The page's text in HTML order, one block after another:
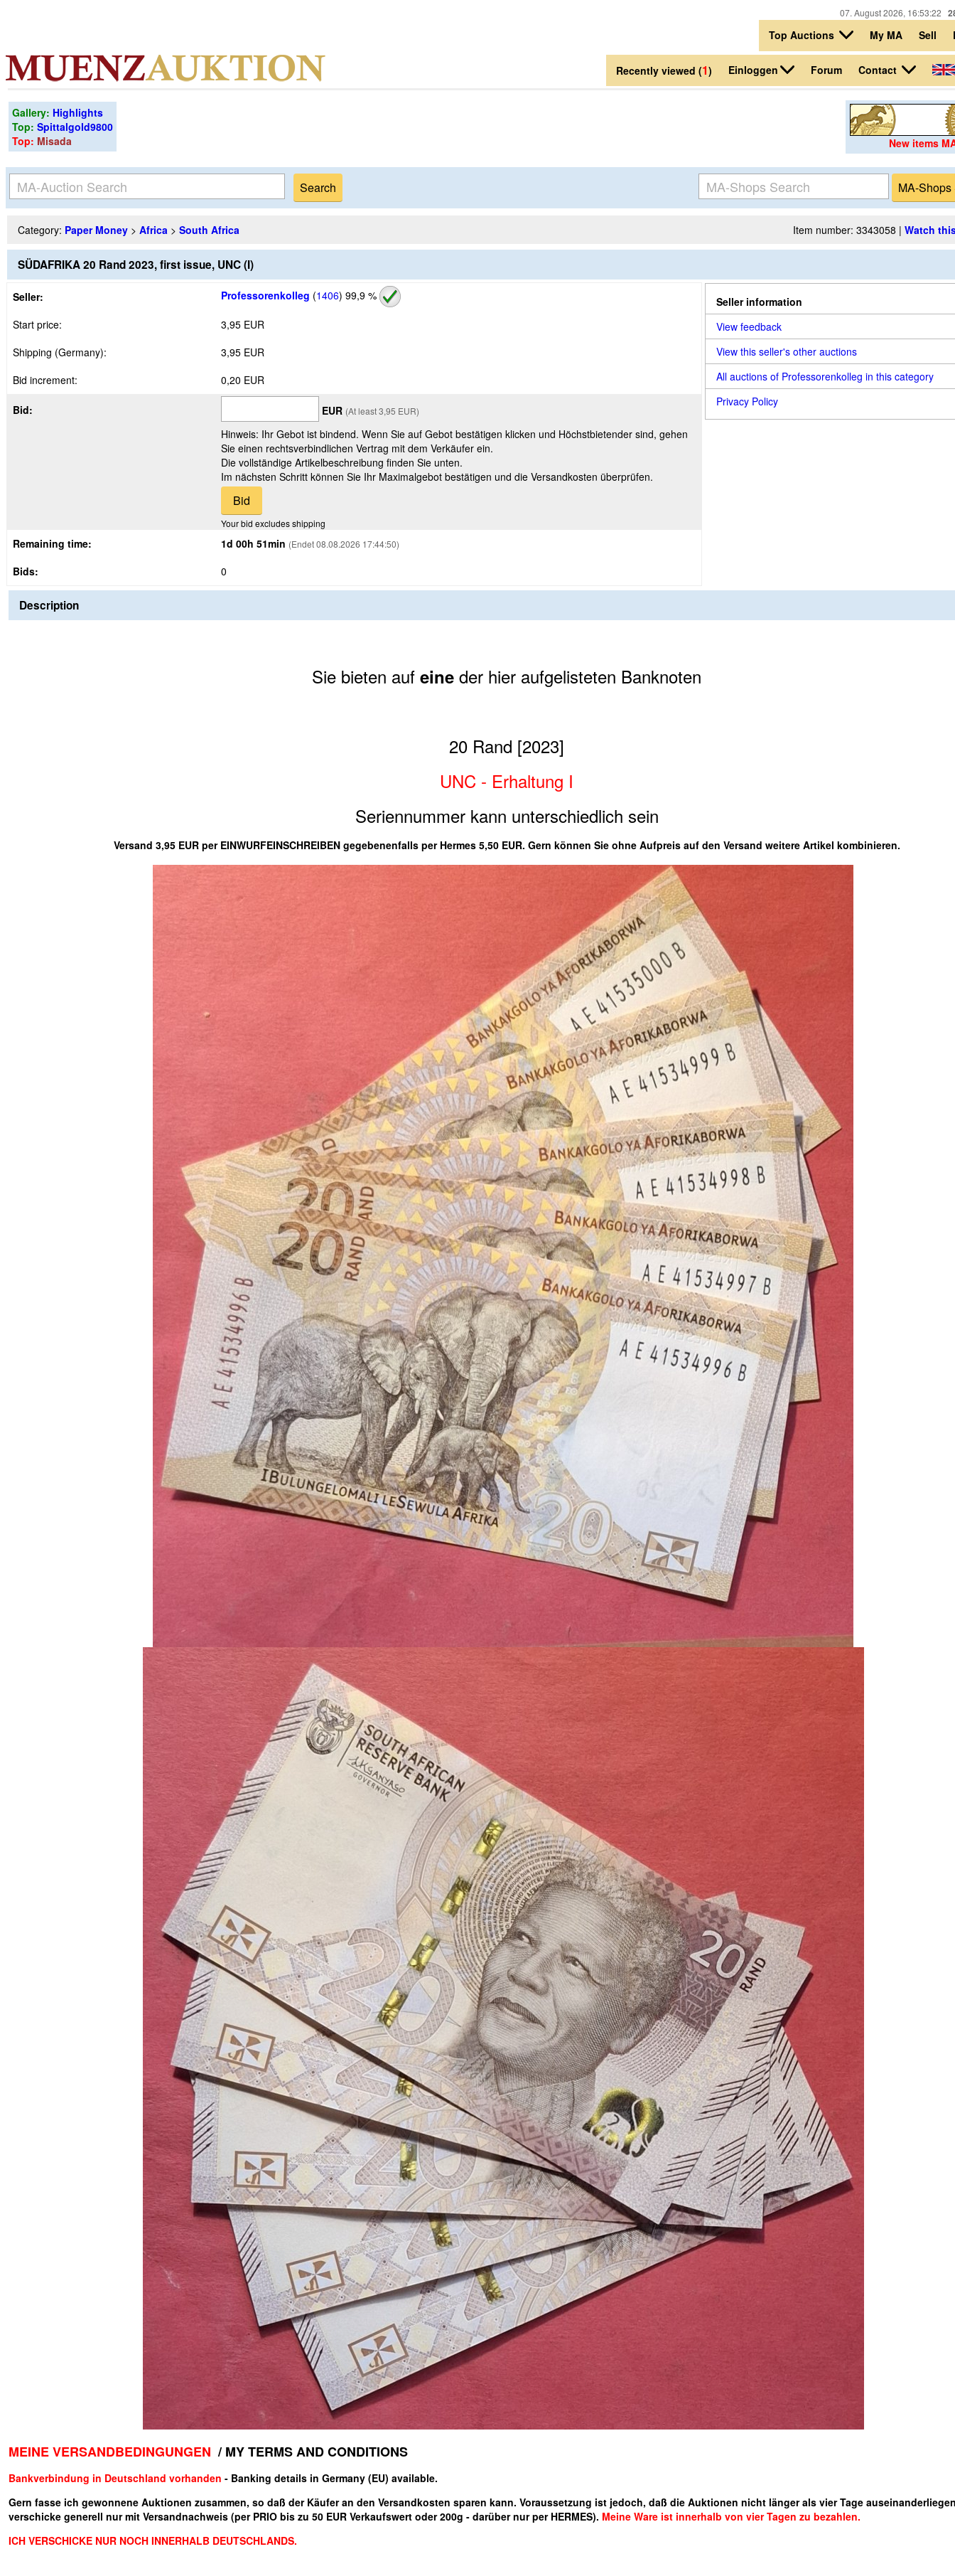
07. August 2026, 16:53:22
Top Auctions My MA Sell
Recently viewed (1) Einloggen Forum Contact
Gallery: Highlights
Top: Spittalgold9800
Top: Misada New items
Category: Paper Money > Africa > South Africa Item number: 3343058 | Watch
SÜDAFRIKA 20 Rand 2023, first issue, UNC (I)
Seller: Professorenkolleg (1406) 99,9 %
Start price:
3,95 EUR
Shipping (Germany):
3,95 EUR
Bid increment:
0,20 EUR
Bid: EUR (At least 3,95 EUR)
Hinweis: Ihr Gebot ist bindend. Wenn Sie auf Gebot bestätigen klicken und Höchstbietender sind, gehen
Sie einen rechtsverbindlichen Vertrag mit dem Verkäufer ein.
Die vollständige Artikelbeschreibung finden Sie unten.
Im nächsten Schritt können Sie Ihr Maximalgebot bestätigen und die Versandkosten überprüfen.
Your bid excludes shipping
Remaining time: 1d 00h 51min (Endet 08.08.2026 17:44:50)
Bids: 0
Seller information
View feedback
View this seller's other auctions
All auctions of Professorenkolleg in this category
Privacy Policy
Description
Sie bieten auf eine der hier aufgelisteten Banknoten
20 Rand [2023]
UNC - Erhaltung I
Seriennummer kann unterschiedlich sein
Versand 3,95 EUR per EINWURFEINSCHREIBEN gegebenenfalls per Hermes 5,50 EUR. Gern können Sie ohne Aufpreis auf den Versand weitere Artikel kombinieren.
MEINE VERSANDBEDINGUNGEN / MY TERMS AND CONDITIONS
Bankverbindung in Deutschland vorhanden - Banking details in Germany (EU) available.
Gern fasse ich gewonnene Auktionen zusammen, so daß der Käufer an den Versandkosten sparen kann. Voraussetzung ist jedoch, daß die Auktionen nicht länger als vier Tage
verschicke generell nur mit Versandnachweis (per PRIO bis zu 50 EUR Verkaufswert oder 200g - darüber nur per HERMES). Meine Ware ist innerhalb von vier Tagen zu bezahlen.
ICH VERSCHICKE NUR NOCH INNERHALB DEUTSCHLANDS.